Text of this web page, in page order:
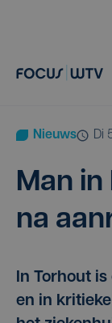
Nieuws
Man
na
In Torhout
en in